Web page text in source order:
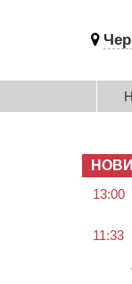
13:00
11:33